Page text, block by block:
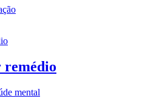
remédio
mental